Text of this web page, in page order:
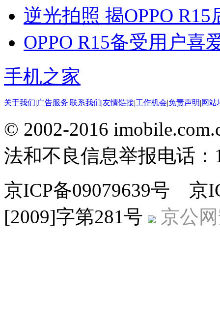
逆光拍照 揭OPPO
OPPO R15备受用户喜
手机之家
关于我们|广告服务|联系我们|友情链接|工作机会|免责声明|网站
© 2002-2016
法和不良信息举报电话：
京ICP备09079639号 京
[2009]字第281号
京公